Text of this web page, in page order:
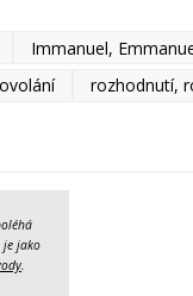
Immanuel,
rozhodnutí,
je jako
.